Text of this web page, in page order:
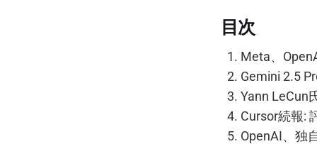
目次
Meta、
Gemini 2.5
Yann LeCun
Cursor続報:
OpenAI、独